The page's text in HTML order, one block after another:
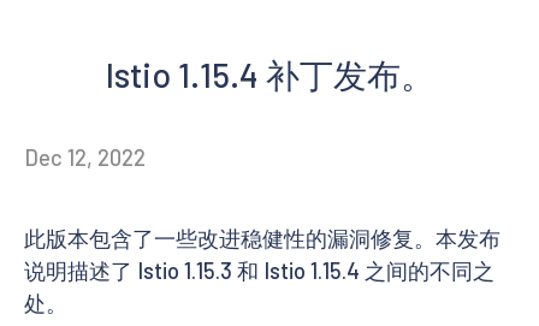
Istio 1.15.4 补丁发布。
Dec 12, 2022
此版本包含了一些改进稳健性的漏洞修复。本发布
说明描述了 Istio 1.15.3 和 Istio 1.15.4 之间的不同之
处。